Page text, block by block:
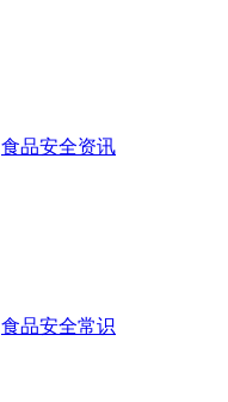
食品安全资讯
食品安全常识